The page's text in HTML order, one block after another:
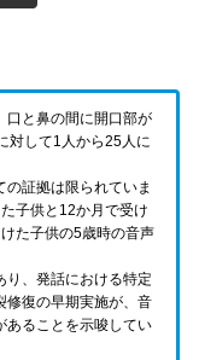
と鼻の間に開口部が
対して1人から25人に
証拠は限られていま
子供と12か月で受け
た子供の5歳時の音声
、発話における特定
修復の早期実施が、音
あることを示唆してい